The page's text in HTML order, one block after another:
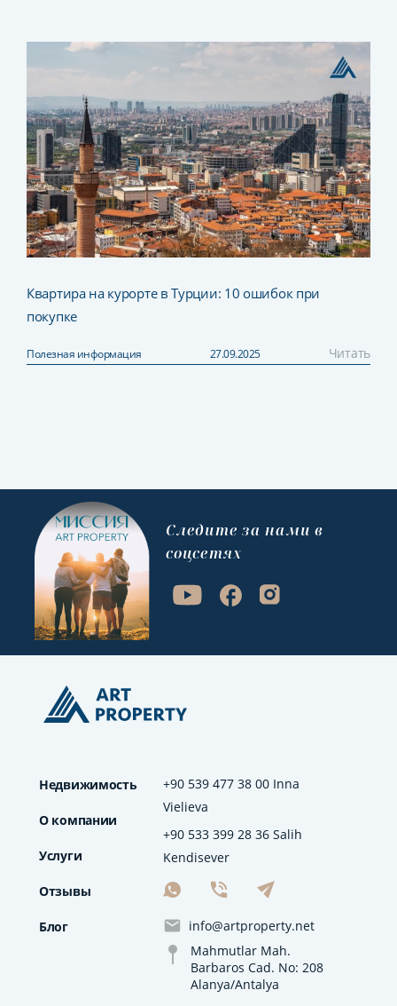
Квартира на курорте в Турции: 10 ошибок при
покупке
Полезная информация 27.09.2025 Читать
+90 539 477 38 00 Inna
Vielieva
+90 533 399 28 36 Salih
Kendisever
info@artproperty.net
Mahmutlar Mah.
Barbaros Cad. No: 208
Alanya/Antalya
Недвижимость
О компании
Услуги
Отзывы
Блог
Cледите за нами в
соцсетях